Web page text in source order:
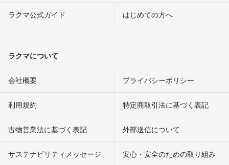
ラクマ公式ガイド はじめての方へ
ラクマについて
会社概要 プライバシーポリシー
利用規約 特定商取引法に基づく表記
古物営業法に基づく表記 外部送信について
サステナビリティメッセージ 安心・安全のための取り組み